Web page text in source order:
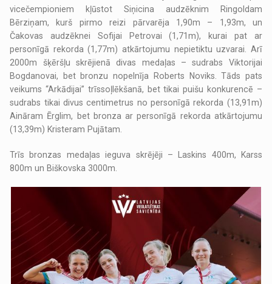
vicečempioniem kļūstot Siņicina audzēknim Ringoldam
Bērziņam, kurš pirmo reizi pārvarēja 1,90m – 1,93m, un
Čakovas audzēknei Sofijai Petrovai (1,71m), kurai pat ar
personīgā rekorda (1,77m) atkārtojumu nepietiktu uzvarai. Arī
2000m šķēršļu skrējienā divas medaļas – sudrabs Viktorijai
Bogdanovai, bet bronzu nopelnīja Roberts Noviks. Tāds pats
veikums “Arkādijai” trīssoļlēkšanā, bet tikai puišu konkurencē –
sudrabs tikai divus centimetrus no personīgā rekorda (13,91m)
Aināram Ērglim, bet bronza ar personīgā rekorda atkārtojumu
(13,39m) Kristeram Pujātam.
Trīs bronzas medaļas ieguva skrējēji – Laskins 400m, Karss
800m un Biškovska 3000m.